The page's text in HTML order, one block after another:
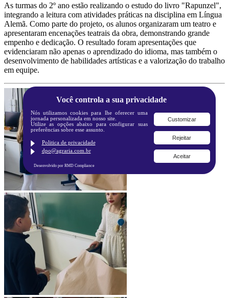
As turmas do 2º ano estão realizando o estudo do livro "Rapunzel",
integrando a leitura com atividades práticas na disciplina em Língua
Alemã. Como parte do projeto, os alunos organizaram um teatro e
apresentaram encenações teatrais da obra, demonstrando grande
empenho e dedicação. O resultado foram apresentações que
evidenciaram não apenas o aprendizado do idioma, mas também o
desenvolvimento de habilidades artísticas e a valorização do trabalho
em equipe.
Você controla a sua privacidade
Nós utilizamos cookies para lhe oferecer uma
jornada personalizada em nosso site.
Utilize as opções abaixo para configurar suas
preferências sobre esse assunto.
Politica de privacidade
dpo@agraria.com.br
Customizar
Rejeitar
Aceitar
Desenvolvido por RMD Compliance